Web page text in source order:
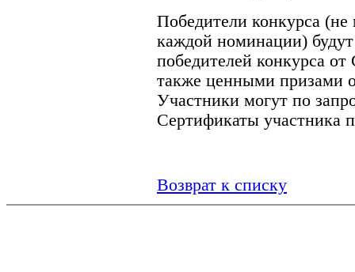
Победители конкурса
каждой номинации)
победителей конкурса
также ценными призами
Участники могут по
Сертификаты участника
Возврат к списку